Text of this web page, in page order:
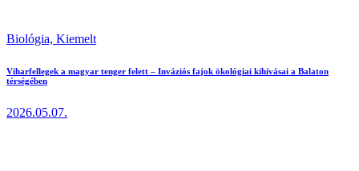
Biológia, Kiemelt
Viharfellegek a magyar tenger felett – Inváziós fajok ökológiai kihívásai a Balaton
térségében
2026.05.07.